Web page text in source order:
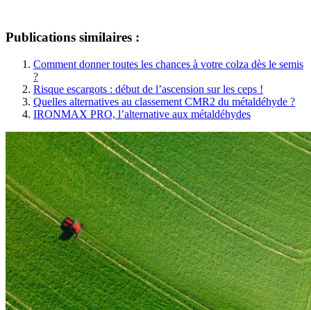
Publications similaires :
Comment donner toutes les chances à votre colza dès le semis
?
Risque escargots : début de l’ascension sur les ceps !
Quelles alternatives au classement CMR2 du métaldéhyde ?
IRONMAX PRO, l’alternative aux métaldéhydes